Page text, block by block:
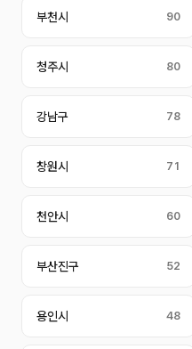
부천시 90
청주시 80
강남구 78
창원시 71
천안시 60
부산진구 52
용인시 48